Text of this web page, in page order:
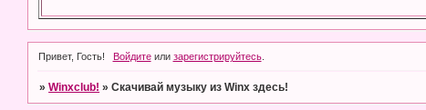
Привет, Гость! Войдитеили зарегистрируйтесь.
»Winxclub! »Скачивай музыку из Winx здесь!